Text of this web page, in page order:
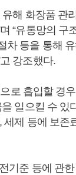
유해 화장품 관
“유통망의 구
차 등을 통해
강조했다.
로 흡입할 경
일으킬 수 있
세제 등에 보존
기준 등에 관